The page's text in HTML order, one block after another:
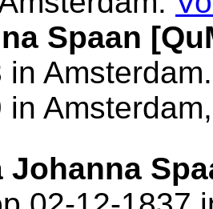
Spaan
in Amsterdam
in Amsterdam
Johanna